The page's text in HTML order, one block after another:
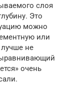
слоя
Это
можно
или
не
очень